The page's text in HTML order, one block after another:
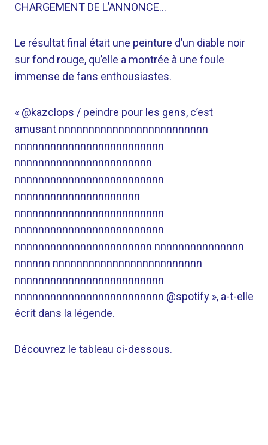
CHARGEMENT DE L’ANNONCE…
Le résultat final était une peinture d’un diable noir
sur fond rouge, qu’elle a montrée à une foule
immense de fans enthousiastes.
« @kazclops / peindre pour les gens, c’est
amusant nnnnnnnnnnnnnnnnnnnnnnnnn
nnnnnnnnnnnnnnnnnnnnnnnnn
nnnnnnnnnnnnnnnnnnnnnnn
nnnnnnnnnnnnnnnnnnnnnnnnn
nnnnnnnnnnnnnnnnnnnnn
nnnnnnnnnnnnnnnnnnnnnnnnn
nnnnnnnnnnnnnnnnnnnnnnnnn
nnnnnnnnnnnnnnnnnnnnnnn nnnnnnnnnnnnnnn
nnnnnn nnnnnnnnnnnnnnnnnnnnnnnnn
nnnnnnnnnnnnnnnnnnnnnnnnn
nnnnnnnnnnnnnnnnnnnnnnnnn @spotify », a-t-elle
écrit dans la légende.
Découvrez le tableau ci-dessous.